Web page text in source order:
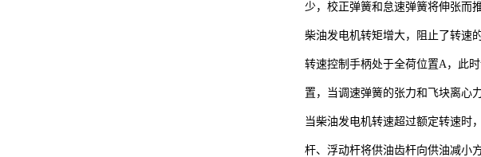
少，校正弹簧和怠速弹簧将伸张而
柴油发电机转矩增大，阻止了转速的
转速控制手柄处于全荷位置A，此
置，当调速弹簧的张力和飞块离心
当柴油发电机转速超过额定转速时
杆、浮动杆将供油齿杆向供油减小